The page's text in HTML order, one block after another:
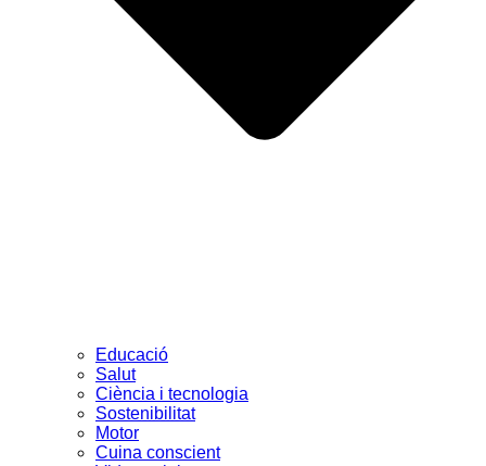
Educació
Salut
Ciència i tecnologia
Sostenibilitat
Motor
Cuina conscient